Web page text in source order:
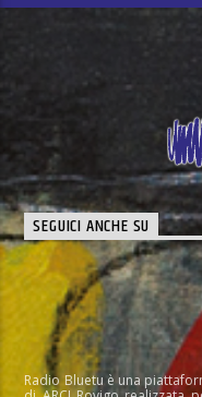
SEGUICI ANCHE SU
Radio Bluetu è una